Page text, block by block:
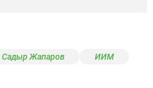
Садыр Жапаров
ИИМ